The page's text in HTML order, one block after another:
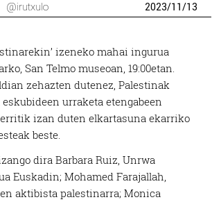
@irutxulo 2023/11/13
izeneko mahai ingurua
San Telmo museoan, 19:00etan.
zehazten dutenez, Palestinak
urraketa etengabeen
izan duten elkartasuna ekarriko
beste.
dira Barbara Ruiz, Unrwa
Euskadin; Mohamed Farajallah,
aktibista palestinarra; Monica